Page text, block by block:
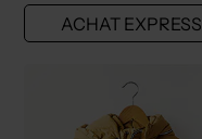
ACHAT EXPRESS